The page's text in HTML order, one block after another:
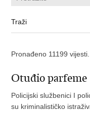
Pronađeno 11199 vijesti.
Otuđio parfeme
Policijski službenici I
su kriminalističko